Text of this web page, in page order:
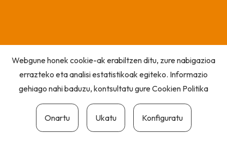
Webgune honek cookie-ak erabiltzen ditu, zure nabigazioa
errazteko eta analisi estatistikoak egiteko. Informazio
gehiago nahi baduzu, kontsultatu gureCookien Politika
Onartu Ukatu Konfiguratu